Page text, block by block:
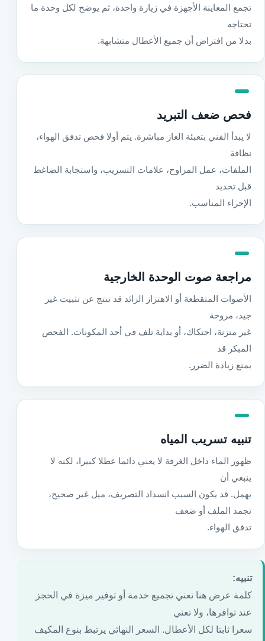
تجمع المعاينة الأجهزة في زيارة واحدة، ثم يوضح لكل وحدة ما
تحتاجه
بدلا من افتراض أن جميع الأعطال متشابهة.
فحص ضعف التبريد
لا يبدأ الفني بتعبئة الغاز مباشرة. يتم أولا فحص تدفق الهواء،
نظافة
الملفات، عمل المراوح، علامات التسريب، واستجابة الضاغط
قبل تحديد
الإجراء المناسب.
مراجعة صوت الوحدة الخارجية
الأصوات المتقطعة أو الاهتزاز الزائد قد تنتج عن تثبيت غير
جيد، مروحة
غير متزنة، احتكاك، أو بداية تلف في أحد المكونات. الفحص
المبكر قد
يمنع زيادة الضرر.
تنبيه تسريب المياه
ظهور الماء داخل الغرفة لا يعني دائما عطلا كبيرا، لكنه لا
ينبغي أن
يهمل. قد يكون السبب انسداد التصريف، ميل غير صحيح،
تجمد الملف أو ضعف
تدفق الهواء.
تنبيه:
كلمة عرض هنا تعني تجميع خدمة أو توفير ميزة في الحجز
عند توافرها، ولا تعني
سعرا ثابتا لكل الأعطال. السعر النهائي يرتبط بنوع المكيف